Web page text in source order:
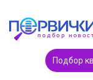
Подбор